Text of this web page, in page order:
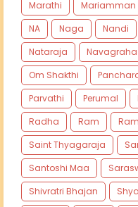
Marathi
Mariamman
NA
Naga Nandi
Nataraja
Navagraha
Om Shakthi
Parvathi
Perumal
Radha
Ram
Saint Thyagaraja
Santoshi Maa
Shivratri Bhajan